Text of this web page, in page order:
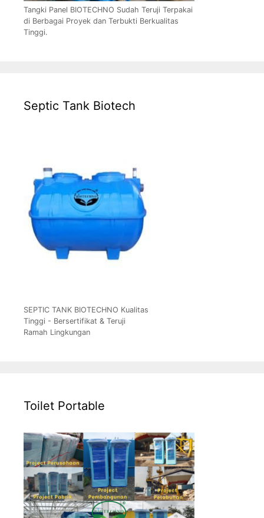
Tangki Panel BIOTECHNO Sudah Teruji Terpakai
di Berbagai Proyek dan Terbukti Berkualitas
Tinggi.
Septic Tank Biotech
SEPTIC TANK BIOTECHNO Kualitas
Tinggi - Bersertifikat & Teruji
Ramah Lingkungan
Toilet Portable